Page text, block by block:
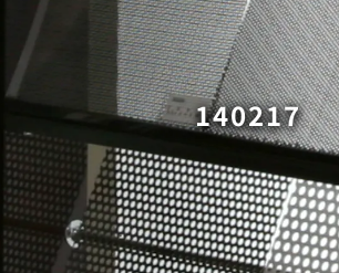
140217